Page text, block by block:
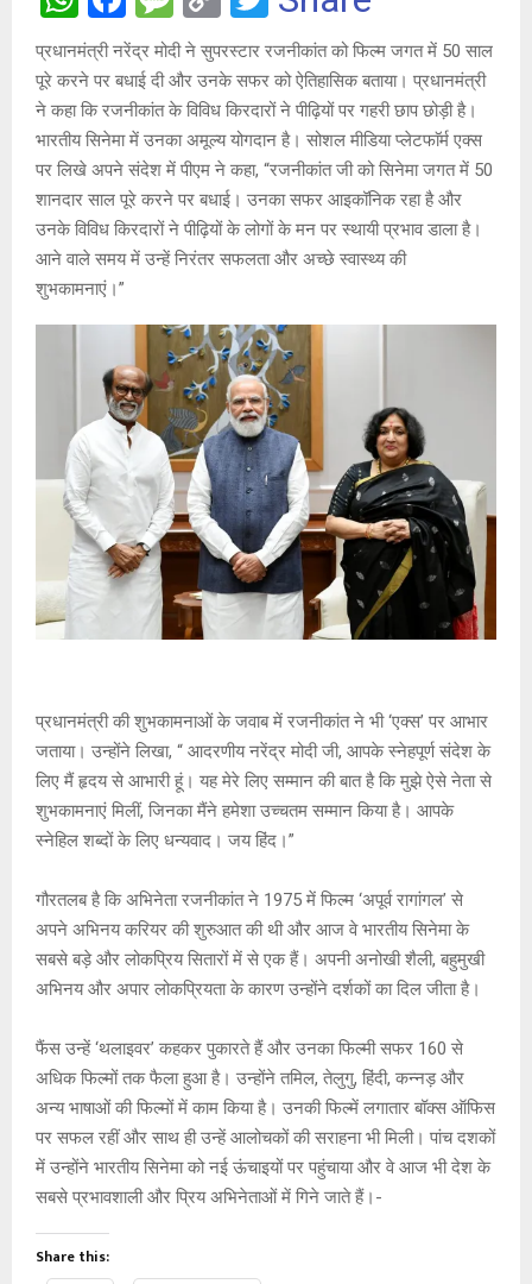
h
at
s
A
p
p
a
ce
b
o
o
k
es
s
a
g
e
o
py
Li
n
k
wi
tt
er
प्रधानमंत्री नरेंद्र मोदी ने सुपरस्टार रजनीकांत को फिल्म जगत में 50 साल
पूरे करने पर बधाई दी और उनके सफर को ऐतिहासिक बताया। प्रधानमंत्री
ने कहा कि रजनीकांत के विविध किरदारों ने पीढ़ियों पर गहरी छाप छोड़ी है।
भारतीय सिनेमा में उनका अमूल्य योगदान है। सोशल मीडिया प्लेटफाॅर्म एक्स
पर लिखे अपने संदेश में पीएम ने कहा, “रजनीकांत जी को सिनेमा जगत में 50
शानदार साल पूरे करने पर बधाई। उनका सफर आइकॉनिक रहा है और
उनके विविध किरदारों ने पीढ़ियों के लोगों के मन पर स्थायी प्रभाव डाला है।
आने वाले समय में उन्हें निरंतर सफलता और अच्छे स्वास्थ्य की
शुभकामनाएं।”
प्रधानमंत्री की शुभकामनाओं के जवाब में रजनीकांत ने भी ‘एक्स’ पर आभार
जताया। उन्होंने लिखा, “ आदरणीय नरेंद्र मोदी जी, आपके स्नेहपूर्ण संदेश के
लिए मैं हृदय से आभारी हूं। यह मेरे लिए सम्मान की बात है कि मुझे ऐसे नेता से
शुभकामनाएं मिलीं, जिनका मैंने हमेशा उच्चतम सम्मान किया है। आपके
स्नेहिल शब्दों के लिए धन्यवाद। जय हिंद।”
गौरतलब है कि अभिनेता रजनीकांत ने 1975 में फिल्म ‘अपूर्व रागांगल’ से
अपने अभिनय करियर की शुरुआत की थी और आज वे भारतीय सिनेमा के
सबसे बड़े और लोकप्रिय सितारों में से एक हैं। अपनी अनोखी शैली, बहुमुखी
अभिनय और अपार लोकप्रियता के कारण उन्होंने दर्शकों का दिल जीता है।
फैंस उन्हें ‘थलाइवर’ कहकर पुकारते हैं और उनका फिल्मी सफर 160 से
अधिक फिल्मों तक फैला हुआ है। उन्होंने तमिल, तेलुगु, हिंदी, कन्नड़ और
अन्य भाषाओं की फिल्मों में काम किया है। उनकी फिल्में लगातार बॉक्स ऑफिस
पर सफल रहीं और साथ ही उन्हें आलोचकों की सराहना भी मिली। पांच दशकों
में उन्होंने भारतीय सिनेमा को नई ऊंचाइयों पर पहुंचाया और वे आज भी देश के
सबसे प्रभावशाली और प्रिय अभिनेताओं में गिने जाते हैं।-
Share this: